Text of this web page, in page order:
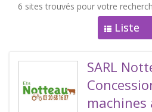
6 sites trouvés pour votre
Liste
SARL
machines